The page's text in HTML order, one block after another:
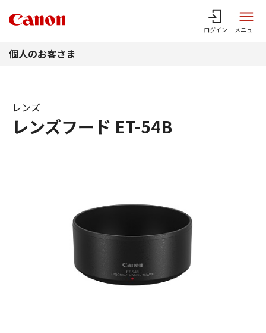
ログイン メニュー
個人のお客さま
レンズフード ET-54B
レンズ